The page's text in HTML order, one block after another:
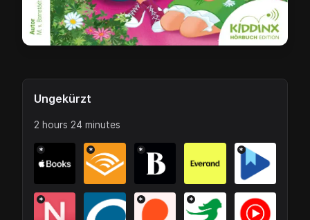
Ungekürzt
2 hours 24 minutes
* * * *
* * *